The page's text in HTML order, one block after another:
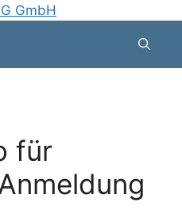
für